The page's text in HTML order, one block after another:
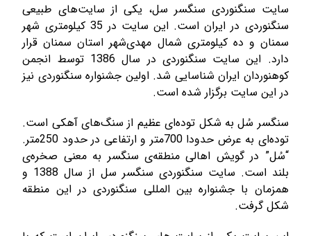
سایت سنگنوردی سنگسر سل، یکی از سایت‌های طبیعی
سنگنوردی در ایران است. این سایت در 35 کیلومتری شهر
سمنان و ده کیلومتری شمال مهدی‌شهر استان سمنان قرار
دارد. این سایت سنگنوردی در سال 1386 توسط انجمن
کوهنوردان ایران شناسایی شد. اولین جشنواره سنگنوردی نیز
در این سایت برگزار شده است.
سنگسر سُل به شکل توده‌ای عظیم از سنگ‌های آهکی است.
توده‌ای به عرض حدودا 700متر و ارتفاعی در حدود 250متر.
“سُل” در گويش اهالی منطقه‌ی سنگسر به معنی صخره‌ی
بلند است. سایت سنگنوردی سنگسر سل از سال 1388 و
همزمان با جشنواره بین المللی سنگنوردی در این منطقه
شکل گرفت.